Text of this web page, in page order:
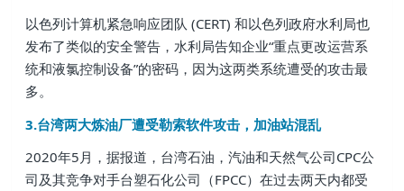
以色列计算机紧急响应团队 (CERT) 和以色列政府水利局也
发布了类似的安全警告，水利局告知企业“重点更改运营系
统和液氯控制设备”的密码，因为这两类系统遭受的攻击最
多。
3.台湾两大炼油厂遭受勒索软件攻击，加油站混乱
2020年5月，据报道，台湾石油，汽油和天然气公司CPC公
司及其竞争对手台塑石化公司（FPCC）在过去两天内都受